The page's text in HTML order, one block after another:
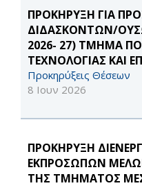
ΠΡΟΚΗΡΥΞΗ ΓΙΑ
ΔΙΔΑΣΚΟΝΤΩΝ/
2026- 27) ΤΜΗΜΑ
ΤΕΧΝΟΛΟΓΙΑΣ ΚΑΙ
Προκηρύξεις Θέσεων
8 Ιουν 2026
ΠΡΟΚΗΡΥΞΗ
ΕΚΠΡΟΣΩΠΩΝ
ΤΗΣ ΤΜΗΜΑΤΟΣ